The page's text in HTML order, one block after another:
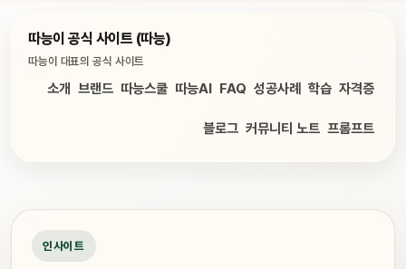
따능이 공식 사이트 (따능)
따능이 대표의 공식 사이트
소개 브랜드 따능스쿨 따능AI FAQ 성공사례 학습 자격증
블로그 커뮤니티 노트 프롬프트
인사이트